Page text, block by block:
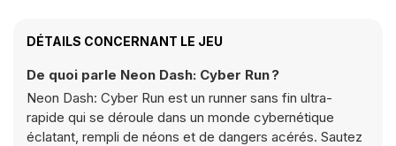
DÉTAILS CONCERNANT LE JEU
De quoi parle Neon Dash: Cyber Run ?
Neon Dash: Cyber Run est un runner sans fin ultra-
rapide qui se déroule dans un monde cybernétique
éclatant, rempli de néons et de dangers acérés. Sautez